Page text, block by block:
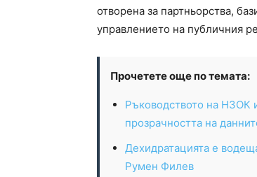
отворена за партньорства,
управлението на публичния
Прочетете още по темата:
Ръководството на НЗОК
прозрачността на
Дехидратацията е
Румен Филев